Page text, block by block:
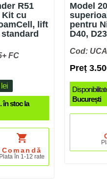
R51
Kit cu
lift
FC
în stoc la
shopping_cart
Comandă
Plata în 1-12 rate
Model
pentru
D40,
Cod:
Preț
București